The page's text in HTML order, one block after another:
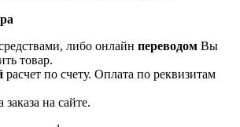
либо онлайн переводом Вы
товар.
расчет по счету. Оплата по реквизитам
заказа на сайте.